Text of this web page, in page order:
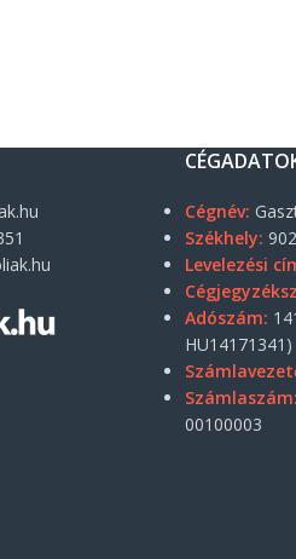
Cégnév:
Székhely:
Levelezési
Adószám:
HU14171341)
Számlaszám:
00100003